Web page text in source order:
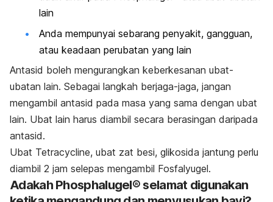
lain
Anda mempunyai sebarang penyakit, gangguan,
atau keadaan perubatan yang lain
Antasid boleh mengurangkan keberkesanan ubat-
ubatan lain. Sebagai langkah berjaga-jaga, jangan
mengambil antasid pada masa yang sama dengan ubat
lain. Ubat lain harus diambil secara berasingan daripada
antasid.
Ubat Tetracycline, ubat zat besi, glikosida jantung perlu
diambil 2 jam selepas mengambil Fosfalyugel.
Adakah Phosphalugel® selamat digunakan